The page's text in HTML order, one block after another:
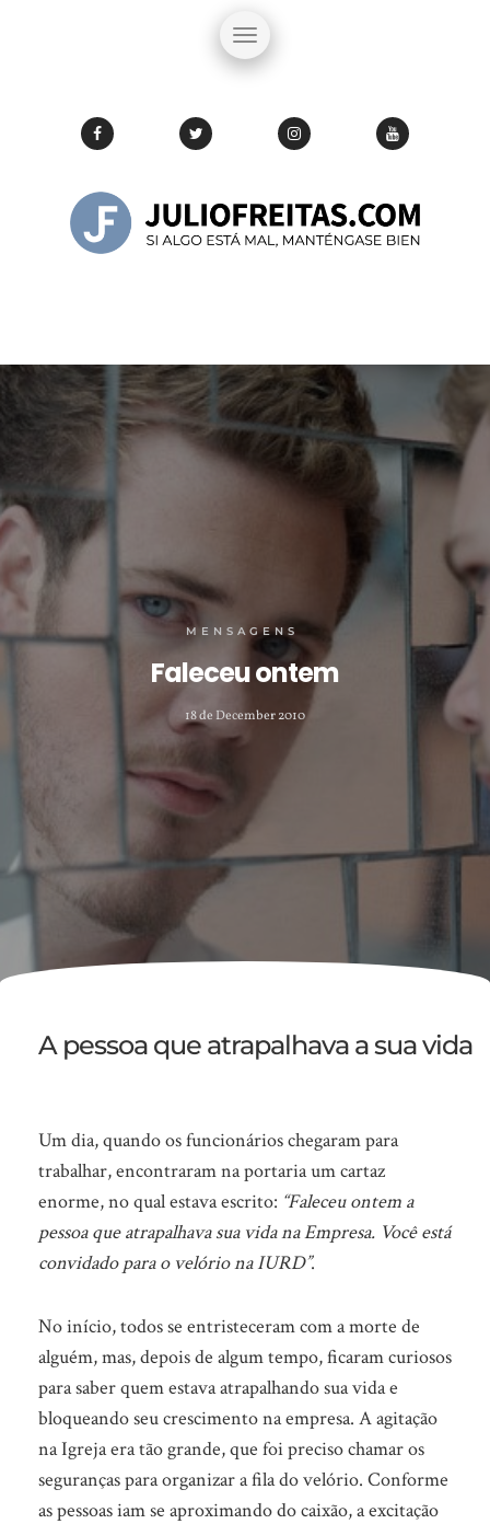
MENSAGENS
Faleceu ontem
18 de December 2010
ontem
A pessoa que atrapalhava a sua vida
Um dia, quando os funcionários chegaram para
trabalhar, encontraram na portaria um cartaz
enorme, no qual estava escrito: “Faleceu ontem a
pessoa que atrapalhava sua vida na Empresa. Você está
convidado para o velório na IURD”.
No início, todos se entristeceram com a morte de
alguém, mas, depois de algum tempo, ficaram curiosos
para saber quem estava atrapalhando sua vida e
bloqueando seu crescimento na empresa. A agitação
na Igreja era tão grande, que foi preciso chamar os
seguranças para organizar a fila do velório. Conforme
as pessoas iam se aproximando do caixão, a excitação